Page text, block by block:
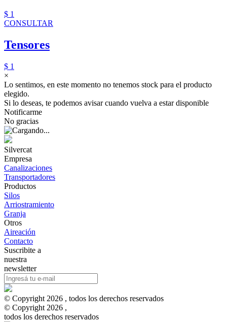
$ 1
CONSULTAR
Tensores
$ 1
×
Lo sentimos, en este momento no tenemos stock para el producto
elegido.
Si lo deseas, te podemos avisar cuando vuelva a estar disponible
Notificarme
No gracias
Silvercat
Empresa
Canalizaciones
Transportadores
Productos
Silos
Arriostramiento
Granja
Otros
Aireación
Contacto
Suscribite a
nuestra
newsletter
© Copyright 2026 , todos los derechos reservados
© Copyright 2026 ,
todos los derechos reservados